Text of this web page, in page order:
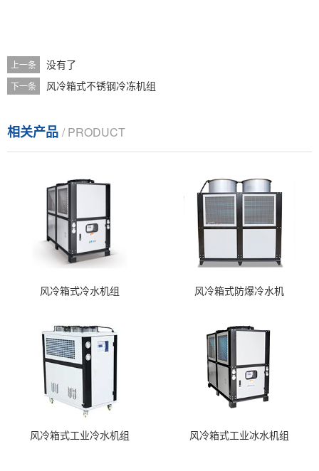
上一条 没有了
下一条 风冷箱式不锈钢冷冻机组
相关产品 / PRODUCT
风冷箱式冷水机组 风冷箱式防爆冷水机
风冷箱式工业冷水机组 风冷箱式工业冰水机组